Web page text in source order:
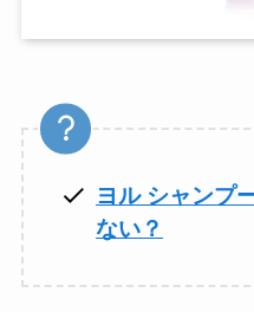
ヨル シャンプ
ない？